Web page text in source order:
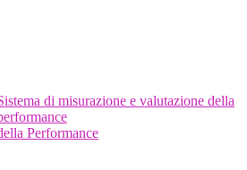
di misurazione e valutazione della
Performance